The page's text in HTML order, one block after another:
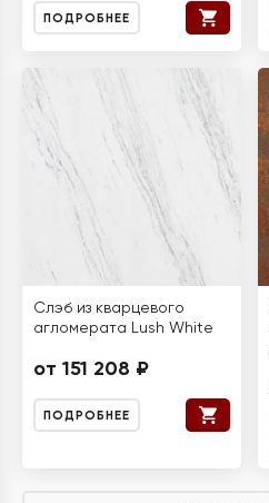
ПОДРОБНЕЕ
Слэб из кварцевого
агломерата Lush White
от 151 208 ₽
ПОДРОБНЕЕ